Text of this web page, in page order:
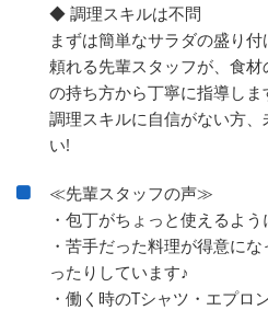
◆ 調理スキルは不問
まずは簡単なサラダの盛り付
頼れる先輩スタッフが、食
の持ち方から丁寧に指導しま
調理スキルに自信がない方
い!
≪先輩スタッフの声≫
・包丁がちょっと使えるよ
・苦手だった料理が得意に
ったりしています♪
・働く時のTシャツ・エプロ